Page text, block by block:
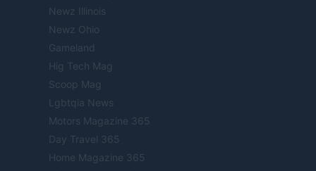
Newz Illinois
Newz Ohio
Gameland
Hig Tech Mag
Scoop Mag
Lgbtqia News
Motors Magazine 365
Day Travel 365
Home Magazine 365